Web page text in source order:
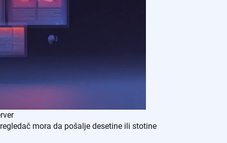
mora da pošalje desetine ili stotine